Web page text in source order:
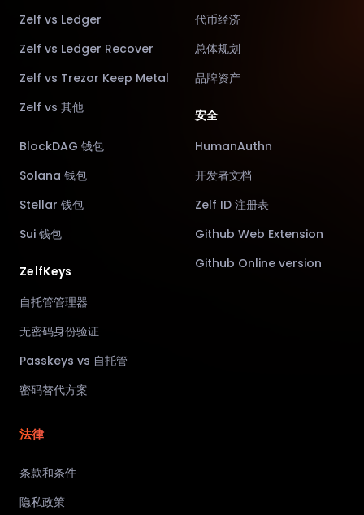
Zelf vs Ledger
Zelf vs Ledger Recover
Zelf vs Trezor Keep Metal
Zelf vs 其他
BlockDAG 钱包
Solana 钱包
Stellar 钱包
Sui 钱包
ZelfKeys
自托管管理器
无密码身份验证
Passkeys vs 自托管
密码替代方案
代币经济
总体规划
品牌资产
安全
HumanAuthn
开发者文档
Zelf ID 注册表
Github Web Extension
Github Online version
法律
条款和条件
隐私政策